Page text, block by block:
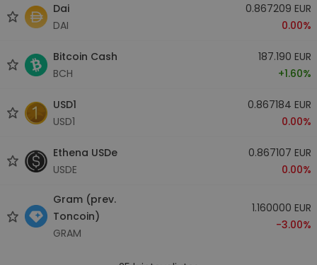
Dai
DAI
0.867209 EUR
0.00%
Bitcoin Cash
BCH
187.190 EUR
+1.60%
USD1
USD1
0.867184 EUR
0.00%
Ethena USDe
USDE
0.867107 EUR
0.00%
Gram (prev.
Toncoin)
GRAM
1.160000 EUR
-3.00%